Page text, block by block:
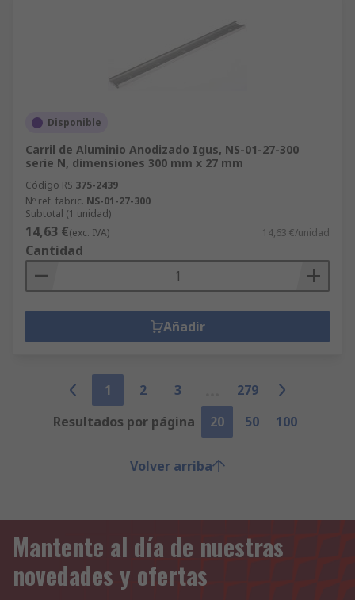
Disponible
Carril de Aluminio Anodizado Igus, NS-01-27-300
serie N, dimensiones 300 mm x 27 mm
Código RS 375-2439
Nº ref. fabric. NS-01-27-300
Subtotal (1 unidad)
14,63 €(exc. IVA) 14,63 €/unidad
Cantidad
Añadir
1 2 3
279
Resultados por página
20 50 100
Volver arriba
Mantente al día de nuestras
novedades y ofertas